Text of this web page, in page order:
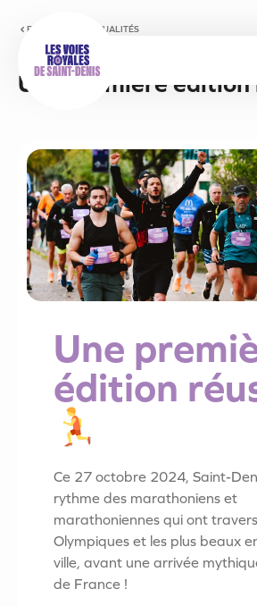
RETOUR AUX ACTUALITÉS
Publié le 15 novembre 2024
Une première édition
Une
édition
Ce 27 octobre 2024, Saint-
rythme des marathoniens et
marathoniennes qui ont
Olympiques et les plus beaux
ville, avant une arrivée
de France !